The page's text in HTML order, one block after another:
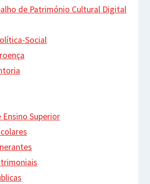
de Património Cultural Digital
Social
Superior